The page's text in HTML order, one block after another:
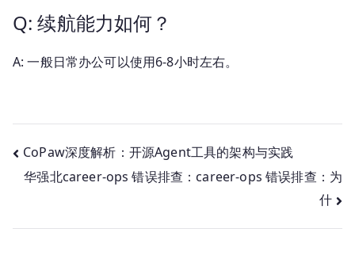
Q: 续航能力如何？
A: 一般日常办公可以使用6-8小时左右。
文
章
导
CoPaw深度解析：开源Agent工具的架构与实践
华强北career-ops 错误排查：career-ops 错误排查：为
什